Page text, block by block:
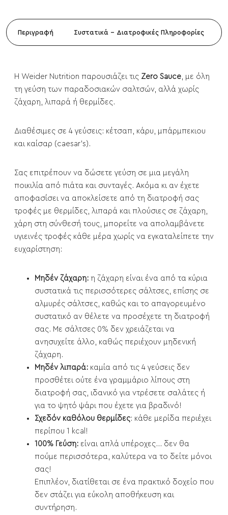
Περιγραφή Συστατικά - Διατροφικές Πληροφορίες
Η Weider Nutrition παρουσιάζει τις Zero Sauce, με όλη
τη γεύση των παραδοσιακών σαλτσών, αλλά χωρίς
ζάχαρη, λιπαρά ή θερμίδες.
Διαθέσιμες σε 4 γεύσεις: κέτσαπ, κάρυ, μπάρμπεκιου
και καίσαρ (caesar's).
Σας επιτρέπουν να δώσετε γεύση σε μια μεγάλη
ποικιλία από πιάτα και συνταγές. Ακόμα κι αν έχετε
αποφασίσει να αποκλείσετε από τη διατροφή σας
τροφές με θερμίδες, λιπαρά και πλούσιες σε ζάχαρη,
χάρη στη σύνθεσή τους, μπορείτε να απολαμβάνετε
υγιεινές τροφές κάθε μέρα χωρίς να εγκαταλείπετε την
ευχαρίστηση:
Μηδέν ζάχαρη: η ζάχαρη είναι ένα από τα κύρια
συστατικά τις περισσότερες σάλτσες, επίσης σε
αλμυρές σάλτσες, καθώς και το απαγορευμένο
συστατικό αν θέλετε να προσέχετε τη διατροφή
σας. Με σάλτσες 0% δεν χρειάζεται να
ανησυχείτε άλλο, καθώς περιέχουν μηδενική
ζάχαρη.
Μηδέν λιπαρά: καμία από τις 4 γεύσεις δεν
προσθέτει ούτε ένα γραμμάριο λίπους στη
διατροφή σας, ιδανικό για ντρέσετε σαλάτες ή
για το ψητό ψάρι που έχετε για βραδινό!
Σχεδόν καθόλου θερμίδες: κάθε μερίδα περιέχει
περίπου 1 kcal!
100% Γεύση: είναι απλά υπέροχες... δεν θα
πούμε περισσότερα, καλύτερα να το δείτε μόνοι
σας!
Επιπλέον, διατίθεται σε ένα πρακτικό δοχείο που
δεν στάζει για εύκολη αποθήκευση και
συντήρηση.